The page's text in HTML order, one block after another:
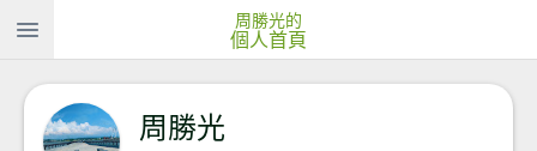
周勝光的
個人首頁
周勝光